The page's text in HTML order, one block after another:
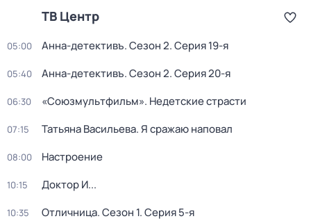
ТВ Центр
05:00 Анна-детективъ. Сезон 2. Серия 19-я
05:40 Анна-детективъ. Сезон 2. Серия 20-я
06:30 «Союзмультфильм». Недетские страсти
07:15 Татьяна Васильева. Я сражаю наповал
08:00 Настроение
10:15 Доктор И...
10:35 Отличница. Сезон 1. Серия 5-я